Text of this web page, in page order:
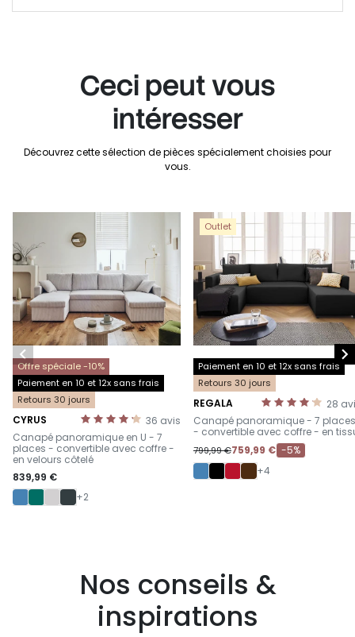
Ceci peut vous
intéresser
Découvrez cette sélection de pièces spécialement choisies pour
vous.
Offre spéciale -10%
Paiement en 10 et 12x sans frais
Retours 30 jours
36 avis
CYRUS
-
Canapé panoramique en U - 7
places - convertible avec coffre -
en velours côtelé
839,99 €
+2
Outlet
Paiement en 10 et 12x sans frais
Retours 30 jours
28
REGALA
-
Canapé panoramique - 7 places
- convertible avec coffre - en
799,99 €759,99 € -5%
+4
 
Nos conseils &
inspirations